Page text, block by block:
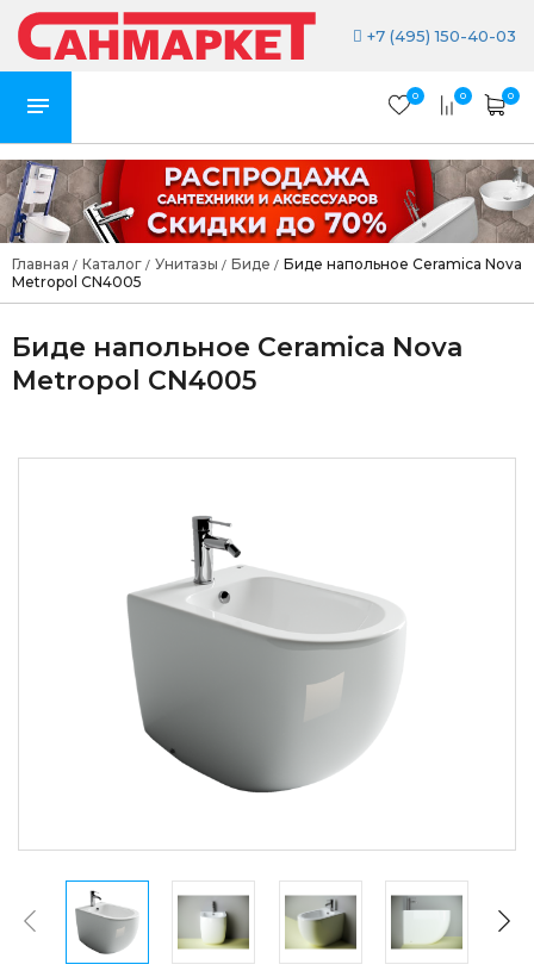
+7 (495) 150-40-03
0 0 0
Главная / Каталог / Унитазы / Биде / Биде напольное Ceramica Nova
Metropol CN4005
Биде напольное Ceramica Nova
Metropol CN4005